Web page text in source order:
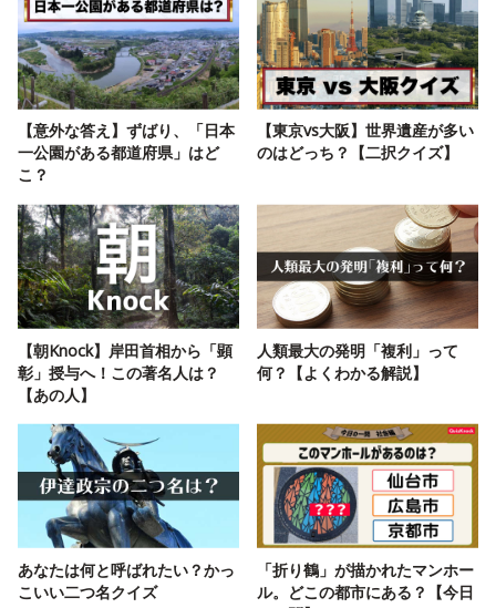
【意外な答え】ずばり、「日本
一公園がある都道府県」はど
こ？
【東京vs大阪】世界遺産が多い
のはどっち？【二択クイズ】
【朝Knock】岸田首相から「顕
彰」授与へ！この著名人は？
【あの人】
人類最大の発明「複利」って
何？【よくわかる解説】
あなたは何と呼ばれたい？かっ
こいい二つ名クイズ
「折り鶴」が描かれたマンホー
ル。どこの都市にある？【今日